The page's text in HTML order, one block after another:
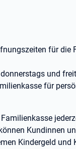
für die
und
für
Kundinnen
Kindergeld und